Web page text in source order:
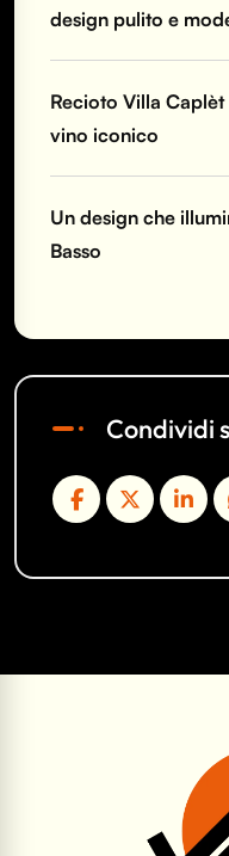
design pulito e
Recioto Villa
vino iconico
Un design che
Basso
Condividi